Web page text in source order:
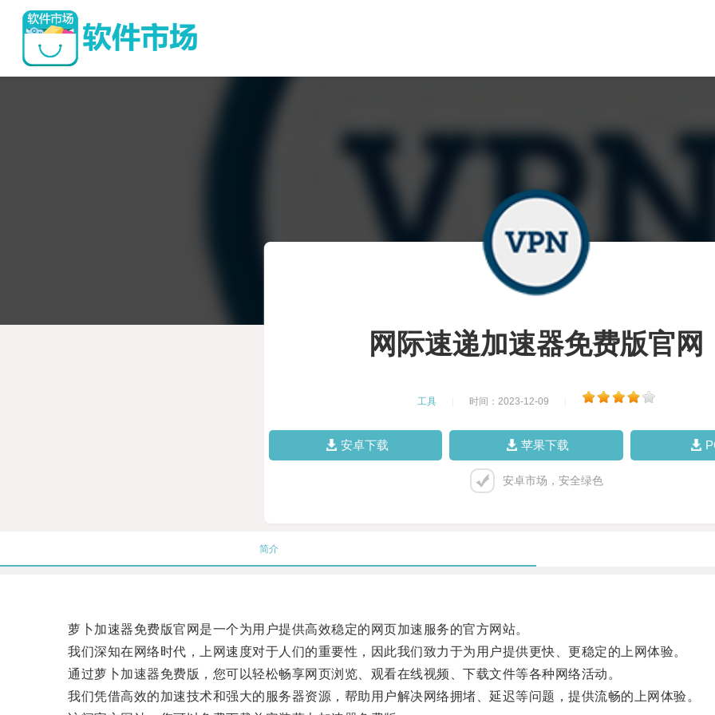
网际速递加速器免费版官网
工具 时间：2023-12-09
安卓下载 苹果下载
安卓市场，安全绿色
简介
萝卜加速器免费版官网是一个为用户提供高效稳定的网页加速服务的官方网站。
我们深知在网络时代，上网速度对于人们的重要性，因此我们致力于为用户提供更快、更稳定的上网体验。
通过萝卜加速器免费版，您可以轻松畅享网页浏览、观看在线视频、下载文件等各种网络活动。
我们凭借高效的加速技术和强大的服务器资源，帮助用户解决网络拥堵、延迟等问题，提供流畅的上网体验。